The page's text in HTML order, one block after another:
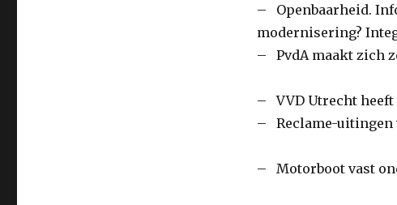
– Openbaarheid.
modernisering?
– PvdA maakt zich
– VVD Utrecht
– Reclame-uitingen
– Motorboot vast